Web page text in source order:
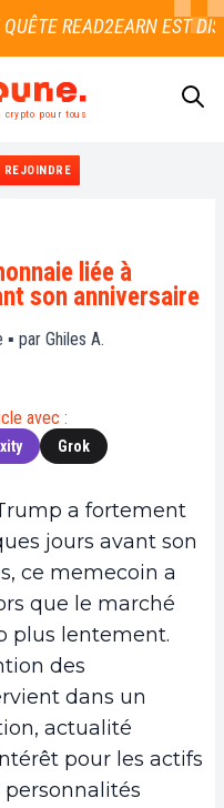
crypto pour tous
REJOINDRE
liée à
son anniversaire
▪ par Ghiles A.
avec :
Grok
a fortement
jours avant son
ce memecoin a
que le marché
plus lentement.
des
dans un
actualité
pour les actifs